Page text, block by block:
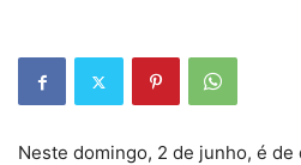
Neste domingo, 2 de junho, é de